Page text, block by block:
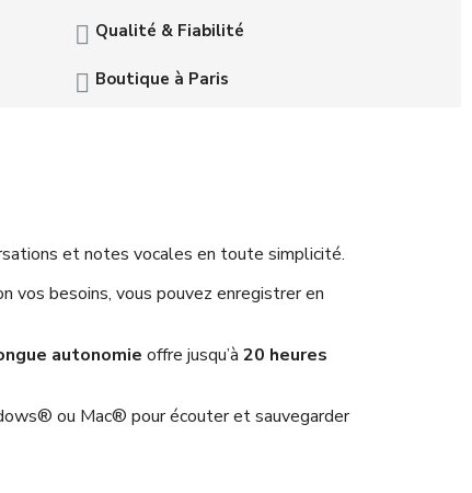
Qualité & Fiabilité
Boutique à Paris
et notes vocales en toute simplicité.
vos besoins, vous pouvez enregistrer en
autonomie offre jusqu’à 20 heures
ou Mac® pour écouter et sauvegarder